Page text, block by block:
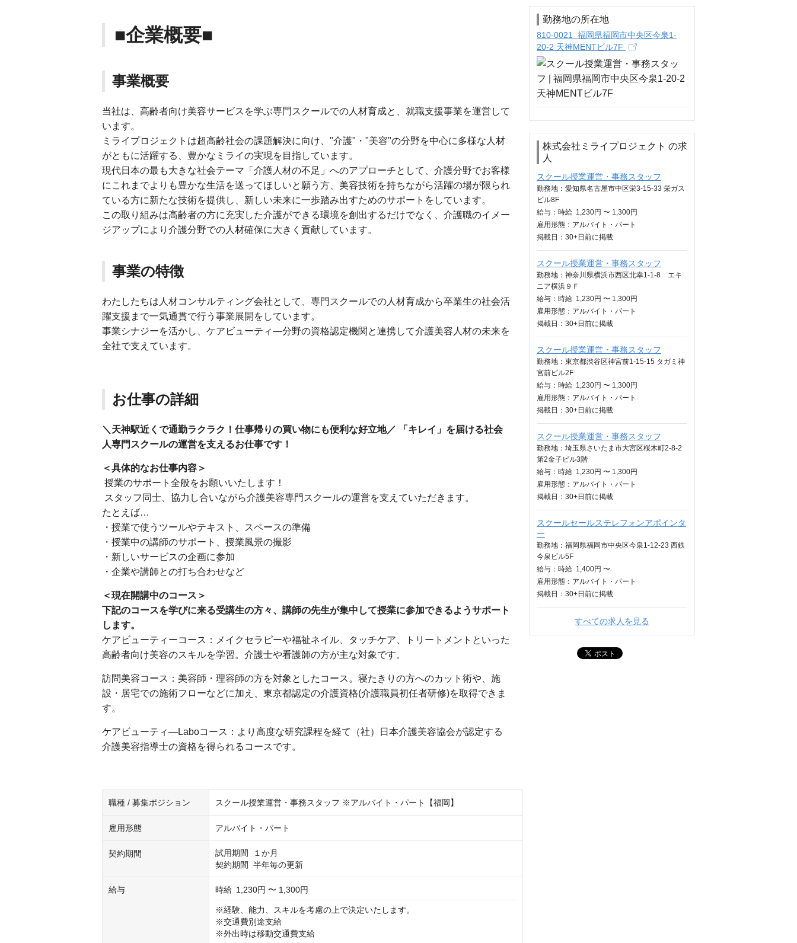
■企業概要■
事業概要
当社は、高齢者向け美容サービスを学ぶ専門スクールでの人材育成と、就職支援事業を運営して
います。
ミライプロジェクトは超高齢社会の課題解決に向け、"介護"・"美容"の分野を中心に多様な人材
がともに活躍する、豊かなミライの実現を目指しています。
現代日本の最も大きな社会テーマ「介護人材の不足」へのアプローチとして、介護分野でお客様
にこれまでよりも豊かな生活を送ってほしいと願う方、美容技術を持ちながら活躍の場が限られ
ている方に新たな技術を提供し、新しい未来に一歩踏み出すためのサポートをしています。
この取り組みは高齢者の方に充実した介護ができる環境を創出するだけでなく、介護職のイメー
ジアップにより介護分野での人材確保に大きく貢献しています。
事業の特徴
わたしたちは人材コンサルティング会社として、専門スクールでの人材育成から卒業生の社会活
躍支援まで一気通貫で行う事業展開をしています。
事業シナジーを活かし、ケアビューティ―分野の資格認定機関と連携して介護美容人材の未来を
全社で支えています。
お仕事の詳細
＼天神駅近くで通勤ラクラク！仕事帰りの買い物にも便利な好立地／
「キレイ」を届ける社会
人専門スクールの運営を支えるお仕事です！
＜具体的なお仕事内容＞
授業のサポート全般をお願いいたします！
スタッフ同士、協力し合いながら介護美容専門スクールの運営を支えていただきます。
たとえば…
・授業で使うツールやテキスト、スペースの準備
・授業中の講師のサポート、授業風景の撮影
・新しいサービスの企画に参加
・企業や講師との打ち合わせなど
＜現在開講中のコース＞
下記のコースを学びに来る受講生の方々、講師の先生が集中して授業に参加できるようサポート
します。
ケアビューティーコース：メイクセラピーや福祉ネイル、タッチケア、トリートメントといった
高齢者向け美容のスキルを学習。介護士や看護師の方が主な対象です。
訪問美容コース：美容師・理容師の方を対象としたコース。寝たきりの方へのカット術や、施
設・居宅での施術フローなどに加え、東京都認定の介護資格(介護職員初任者研修)を取得できま
す。
ケアビューティ―Laboコース：より高度な研究課程を経て（社）日本介護美容協会が認定する
介護美容指導士の資格を得られるコースです。
職種 / 募集ポジション スクール授業運営・事務スタッフ ※アルバイト・パート【福岡】
雇用形態 アルバイト・パート
契約期間
試用期間	１か月
契約期間	半年毎の更新
給与 時給 1,230円 〜 1,300円
※経験、能力、スキルを考慮の上で決定いたします。
※交通費別途支給
※外出時は移動交通費支給
勤務地の所在地
810-0021 福岡県福岡市中央区今泉1-
20-2 天神MENTビル7F
株式会社ミライプロジェクト の求
人
スクール授業運営・事務スタッフ
勤務地：愛知県名古屋市中区栄3-15-33 栄ガス
ビル8F
給与： 時給 1,230円 〜 1,300円
雇用形態：アルバイト・パート
掲載日： 30+日 前に掲載
スクール授業運営・事務スタッフ
勤務地：神奈川県横浜市西区北幸1-1-8 エキ
ニア横浜９Ｆ
給与： 時給 1,230円 〜 1,300円
雇用形態：アルバイト・パート
掲載日： 30+日 前に掲載
スクール授業運営・事務スタッフ
勤務地：東京都渋谷区神宮前1-15-15 タガミ神
宮前ビル2F
給与： 時給 1,230円 〜 1,300円
雇用形態：アルバイト・パート
掲載日： 30+日 前に掲載
スクール授業運営・事務スタッフ
勤務地：埼玉県さいたま市大宮区桜木町2-8-2
第2金子ビル3階
給与： 時給 1,230円 〜 1,300円
雇用形態：アルバイト・パート
掲載日： 30+日 前に掲載
スクールセールステレフォンアポインタ
ー
勤務地：福岡県福岡市中央区今泉1-12-23 西鉄
今泉ビル5F
給与： 時給 1,400円 〜
雇用形態：アルバイト・パート
掲載日： 30+日 前に掲載
すべての求人を見る